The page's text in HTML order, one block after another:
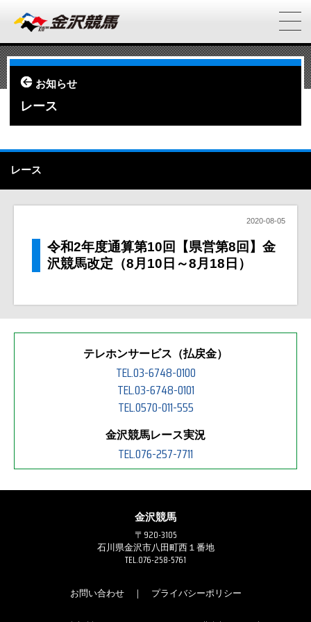
お知らせ
レース
レース
2020-08-05
令和2年度通算第10回【県営第8回】金
沢競馬改定（8月10日～8月18日）
テレホンサービス（払戻金）
TEL.03-6748-0100
TEL.03-6748-0101
TEL.0570-011-555
金沢競馬レース実況
TEL.076-257-7711
金沢競馬
〒920-3105
石川県金沢市八田町西１番地
TEL.076-258-5761
お問い合わせ｜ プライバシーポリシー